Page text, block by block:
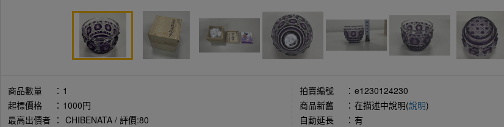
商品數量 ： 1
起標價格
： 1000円
最高出價者 ： CHIBENATA / 評價:80
拍賣編號 ： e1230124230
商品新舊
： 在描述中說明(說明)
自動延長
： 有